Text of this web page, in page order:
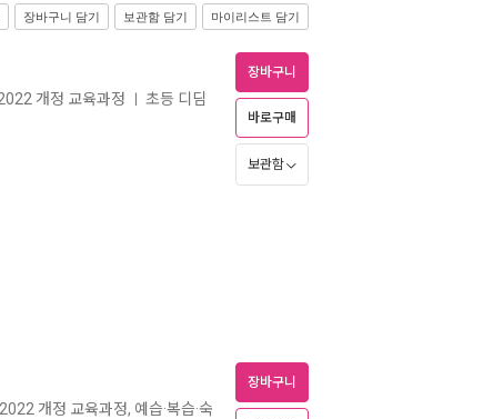
장바구니 담기 보관함 담기 마이리스트 담기
개정 교육과정 초등 디딤
장바구니
바로구매
보관함
개정 교육과정, 예습·복습·숙
장바구니